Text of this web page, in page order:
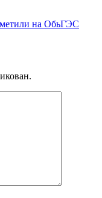
на ОбьГЭС